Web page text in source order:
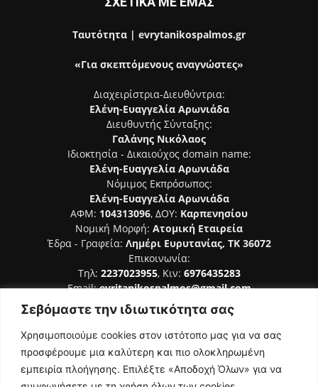
Σεβόμαστε την ιδιωτικότητα σας
Χρησιμοποιούμε cookies στον ιστότοπο μας για να σας
προσφέρουμε μια καλύτερη και πιο ολοκληρωμένη
εμπειρία πλοήγησης. Επιλέξτε «Αποδοχή Όλων» για να
Ταυτότητα | evrytanikospalmos.gr
«Για σκεπτόμενους αναγνώστες»
Διαχειρίστρια-Διευθύντρια:
Ελένη-Ευαγγελία Αρωνιάδα
Διευθυντής Σύνταξης:
Γαλάνης Νικόλαος
Ιδιοκτησία - Δικαιούχος domain name:
Ελένη-Ευαγγελία Αρωνιάδα
Νόμιμος Εκπρόσωπος:
Ελένη-Ευαγγελία Αρωνιάδα
ΑΦΜ: 104313096, ΔΟΥ: Καρπενησίου
Νομική Μορφή: Ατομική Εταιρεία
Έδρα - Γραφεία: Λημέρι Ευρυτανίας, ΤΚ 36072
Επικοινωνία:
Τηλ: 2237023955, Κιν: 6976435283
Email:evritanikospalmos@gmail.com
Αριθμός Πιστοποίησης Μ.Η.Τ. 242044